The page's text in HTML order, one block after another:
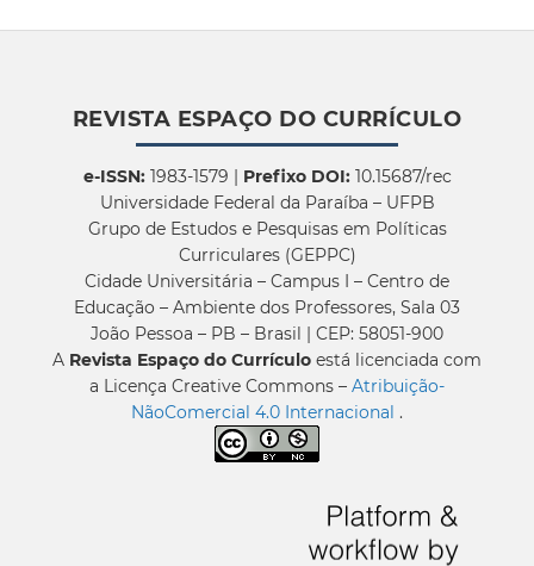
REVISTA ESPAÇO DO CURRÍCULO
e-ISSN:1983-1579 | Prefixo DOI:10.15687/rec
Universidade Federal da Paraíba – UFPB
Grupo de Estudos e Pesquisas em Políticas
Curriculares (GEPPC)
Cidade Universitária – Campus I – Centro de
Educação – Ambiente dos Professores, Sala 03
João Pessoa – PB – Brasil | CEP: 58051-900
A Revista Espaço do Currículo está licenciada com
a Licença Creative Commons – Atribuição-
NãoComercial 4.0 Internacional .